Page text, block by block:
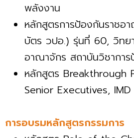
พลังงาน
หลักสูตรการป้องกันราช
บัตร วปอ.) รุ่นที่ 60, วิทย
อาณาจักร สถาบันวิชาการ
หลักสูตร Breakthrough
Senior Executives,
การอบรมหลักสูตรกรรมการ